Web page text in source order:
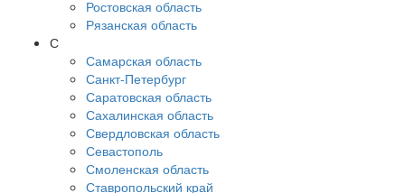
Ростовская область
Рязанская область
С
Самарская область
Санкт-Петербург
Саратовская область
Сахалинская область
Свердловская область
Севастополь
Смоленская область
Ставропольский край